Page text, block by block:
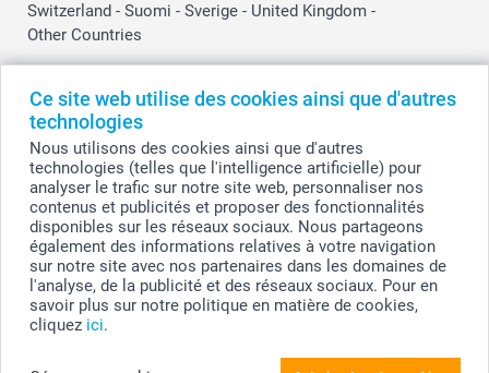
Ce site web utilise des cookies ainsi que d'autres
technologies
Nous utilisons des cookies ainsi que d'autres
technologies (telles que l'intelligence artificielle) pour
analyser le trafic sur notre site web, personnaliser nos
contenus et publicités et proposer des fonctionnalités
disponibles sur les réseaux sociaux. Nous partageons
également des informations relatives à votre navigation
sur notre site avec nos partenaires dans les domaines de
l'analyse, de la publicité et des réseaux sociaux. Pour en
savoir plus sur notre politique en matière de cookies,
cliquez ici.
Créez votre Jeu de cartes personnalisé
Switzerland - Suomi - Sverige - United Kingdom -
Other Countries
© smartphoto group. Tous droits réservés
smartphoto group SA.
Siège social : Kwatrechtsteenweg 160, 9230 Wetteren, Belgique
Numéro de TVA BE 0405.706.755
Numéro d'entreprise 0405.706.755.
Coordonnées bancaires: IBAN BE71 2850 2711 5569 - BIC: GEBABEBB
Tous les prix sont en EURO (€), TVA incluse et hors frais de port.